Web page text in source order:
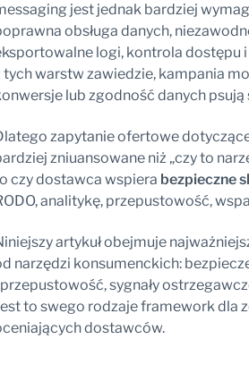
jest jednak bardziej
obsługa danych,
logi, kontrola dostępu
tych warstw zawiedzie, kampania
lub zgodność danych
zapytanie ofertowe
zniuansowane niż „czy to
czy dostawca wspiera bezpieczne
analitykę, przepustowość,
artykuł obejmuje
narzędzi konsumenckich:
sygnały
to swego rodzaje framework dla
dostawców.